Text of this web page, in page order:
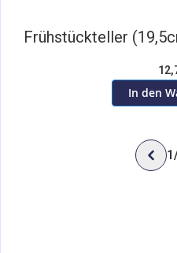
Frühstückteller
In den
1